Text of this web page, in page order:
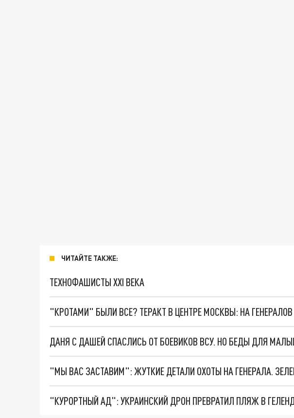
ЧИТАЙТЕ ТАКЖЕ:
ТЕХНОФАШИСТЫ XXI ВЕКА
"КРОТАМИ" БЫЛИ ВСЕ? ТЕРАКТ В ЦЕНТРЕ МОСКВЫ: НА
ДАНЯ С ДАШЕЙ СПАСЛИСЬ ОТ БОЕВИКОВ ВСУ. НО БЕДЫ ДЛЯ
"КУРОРТНЫЙ АД": УКРАИНСКИЙ ДРОН ПРЕВРАТИЛ ПЛЯЖ В